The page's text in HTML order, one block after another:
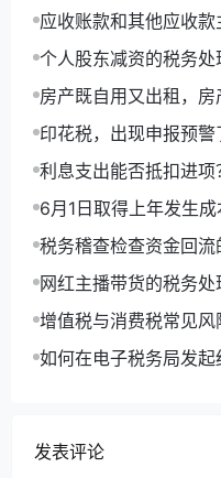
2）扣除个人承担的
借：应付职工薪酬—
贷：其他应付款—养
贷：应交税费—应交
贷：应付账款-员工
都没实际付钱，所有
好了，现在总承包公
哈，我欠了你工程款
欠你的钱我就不给你
应收账款和其他应收款
个人股东减资的税务
房产既自用又出租，房
印花税，出现申报预警
利息支出能否抵扣进项
6月1日取得上年发生
何处理，如何做账？
税务稽查检查资金回
网红主播带货的税务处
增值税与消费税常见风
如何在电子税务局发
发表评论